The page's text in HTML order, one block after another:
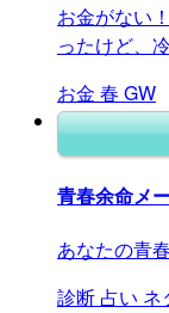
お金がない
ったけど、
お金 春 GW
青春余命メ
あなたの青
診断 占い ネ